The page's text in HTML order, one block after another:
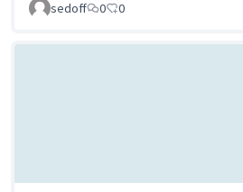
sedoff 0 0